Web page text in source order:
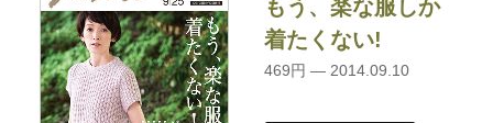
もう、楽な服しか
着たくない!
469円 — 2014.09.10